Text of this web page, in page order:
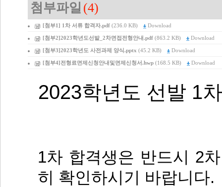
첨부파일 (4)
[첨부1] 1차 서류 합격자.pdf (236.0 KB) Download
[첨부2]2023학년도선발_2차면접전형안내.pdf (863.2 KB) Download
[첨부3]2023학년도 사전과제 양식.pptx (45.2 KB) Download
[첨부4]전형료면제신청안내및면제신청서.hwp (168.5 KB) Download
2023학년도 선발 1
1차 합격생은 반드시 2
히 확인하시기 바랍니다.